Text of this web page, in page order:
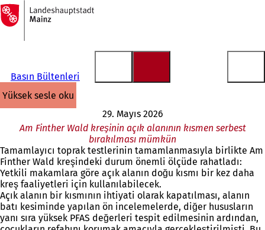
İçeriğe atla
Ana
sayfaya
Basın Bültenleri
yüksek sesle oku
29. Mayıs 2026
Am Finther Wald kreşinin açık alanının kısmen serbest
bırakılması mümkün
Tamamlayıcı toprak testlerinin tamamlanmasıyla birlikte Am
Finther Wald kreşindeki durum önemli ölçüde rahatladı:
Yetkili makamlara göre açık alanın doğu kısmı bir kez daha
kreş faaliyetleri için kullanılabilecek.
Açık alanın bir kısmının ihtiyati olarak kapatılması, alanın
batı kesiminde yapılan ön incelemelerde, diğer hususların
yanı sıra yüksek PFAS değerleri tespit edilmesinin ardından,